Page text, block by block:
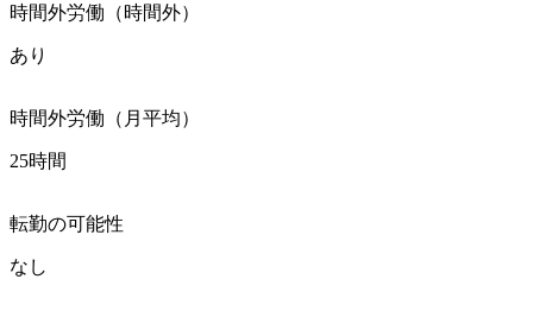
時間外労働（時間外）
あり
時間外労働（月平均）
25時間
転勤の可能性
なし